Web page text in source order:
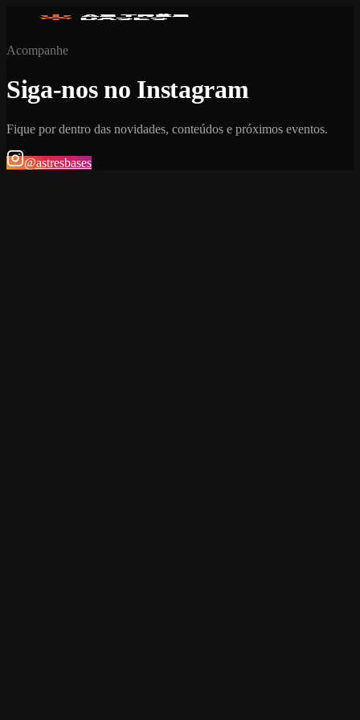
Acompanhe
Siga-nos no Instagram
Fique por dentro das novidades, conteúdos e próximos eventos.
@astresbases